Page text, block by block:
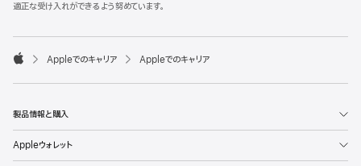
e
o
t
適正な受け入れができるよう努めています。

p
l
Appleでのキャリア Appleでのキャリア
製品情報と購入
Appleウォレット